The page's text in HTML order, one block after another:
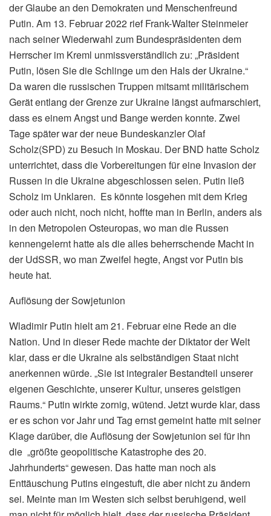
der Glaube an den Demokraten und Menschenfreund
Putin. Am 13. Februar 2022 rief Frank-Walter Steinmeier
nach seiner Wiederwahl zum Bundespräsidenten dem
Herrscher im Kreml unmissverständlich zu: „Präsident
Putin, lösen Sie die Schlinge um den Hals der Ukraine.“
Da waren die russischen Truppen mitsamt militärischem
Gerät entlang der Grenze zur Ukraine längst aufmarschiert,
dass es einem Angst und Bange werden konnte. Zwei
Tage später war der neue Bundeskanzler Olaf
Scholz(SPD) zu Besuch in Moskau. Der BND hatte Scholz
unterrichtet, dass die Vorbereitungen für eine Invasion der
Russen in die Ukraine abgeschlossen seien. Putin ließ
Scholz im Unklaren. Es könnte losgehen mit dem Krieg
oder auch nicht, noch nicht, hoffte man in Berlin, anders als
in den Metropolen Osteuropas, wo man die Russen
kennengelernt hatte als die alles beherrschende Macht in
der UdSSR, wo man Zweifel hegte, Angst vor Putin bis
heute hat.
Auflösung der Sowjetunion
Wladimir Putin hielt am 21. Februar eine Rede an die
Nation. Und in dieser Rede machte der Diktator der Welt
klar, dass er die Ukraine als selbständigen Staat nicht
anerkennen würde. „Sie ist integraler Bestandteil unserer
eigenen Geschichte, unserer Kultur, unseres geistigen
Raums.“ Putin wirkte zornig, wütend. Jetzt wurde klar, dass
er es schon vor Jahr und Tag ernst gemeint hatte mit seiner
Klage darüber, die Auflösung der Sowjetunion sei für ihn
die „größte geopolitische Katastrophe des 20.
Jahrhunderts“ gewesen. Das hatte man noch als
Enttäuschung Putins eingestuft, die aber nicht zu ändern
sei. Meinte man im Westen sich selbst beruhigend, weil